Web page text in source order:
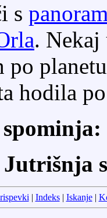
s
.
po
hodila
Jutrišnja
| Indeks| Iskanje|